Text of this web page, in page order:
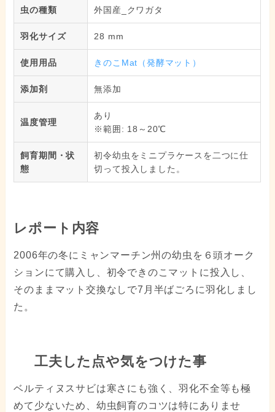
虫の種類 外国産_クワガタ
羽化サイズ 28 mm
使用用品 きのこMat（発酵マット）
添加剤 無添加
温度管理
あり
※範囲: 18～20℃
飼育期間・状
態
初令幼虫をミニプラケースを二つに仕
切って投入しました。
レポート内容
2006年の冬にミャンマーチン州の幼虫を６頭オーク
ションにて購入し、初令できのこマットに投入し、
そのままマット交換なしで7月半ばごろに羽化しまし
た。
工夫した点や気をつけた事
ベルティヌスサビは寒さにも強く、羽化不全等も極
めて少ないため、幼虫飼育のコツは特にありませ